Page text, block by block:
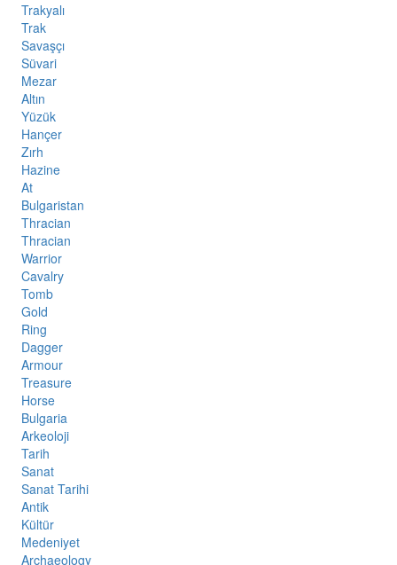
Trakyalı
Trak
Savaşçı
Süvari
Mezar
Altın
Yüzük
Hançer
Zırh
Hazine
At
Bulgaristan
Thracian
Thracian
Warrior
Cavalry
Tomb
Gold
Ring
Dagger
Armour
Treasure
Horse
Bulgaria
Arkeoloji
Tarih
Sanat
Sanat Tarihi
Antik
Kültür
Medeniyet
Archaeology